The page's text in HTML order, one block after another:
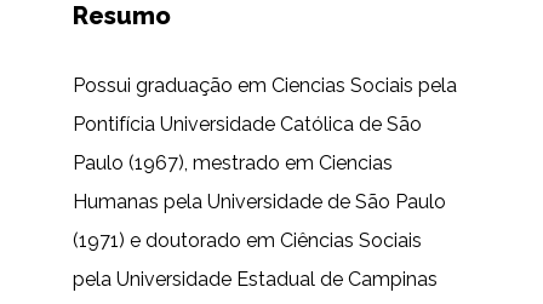
Resumo
Possui graduação em Ciencias Sociais pela
Pontifícia Universidade Católica de São
Paulo (1967), mestrado em Ciencias
Humanas pela Universidade de São Paulo
(1971) e doutorado em Ciências Sociais
pela Universidade Estadual de Campinas